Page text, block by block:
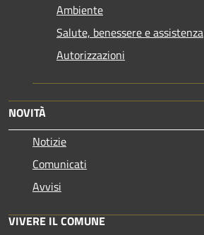
Ambiente
Salute, benessere e assistenza
Autorizzazioni
NOVITÀ
Notizie
Comunicati
Avvisi
VIVERE IL COMUNE